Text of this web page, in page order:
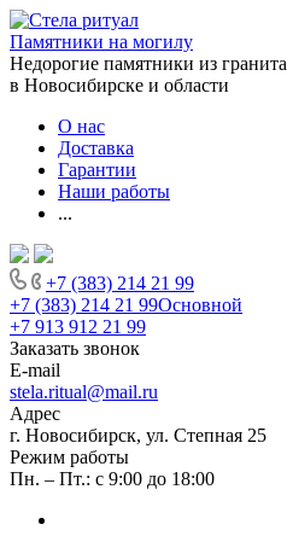
Памятники на могилу
Недорогие памятники из гранита
в Новосибирске и области
О нас
Доставка
Гарантии
Наши работы
...
+7 (383) 214 21 99
+7 (383) 214 21 99Основной
+7 913 912 21 99
Заказать звонок
E-mail
stela.ritual@mail.ru
Адрес
г. Новосибирск, ул. Степная 25
Режим работы
Пн. – Пт.: с 9:00 до 18:00